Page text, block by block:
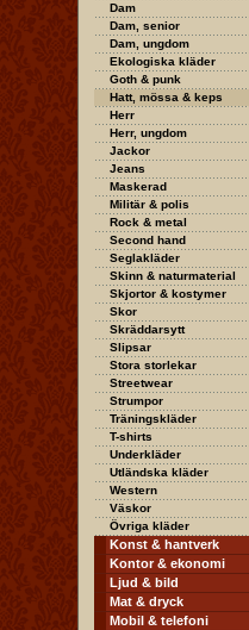
Dam
Dam, senior
Dam, ungdom
Ekologiska kläder
Goth & punk
Hatt, mössa & keps
Herr
Herr, ungdom
Jackor
Jeans
Maskerad
Militär & polis
Rock & metal
Second hand
Seglakläder
Skinn & naturmaterial
Skjortor & kostymer
Skor
Skräddarsytt
Slipsar
Stora storlekar
Streetwear
Strumpor
Träningskläder
T-shirts
Underkläder
Utländska kläder
Western
Väskor
Övriga kläder
Konst & hantverk
Kontor & ekonomi
Ljud & bild
Mat & dryck
Mobil & telefoni